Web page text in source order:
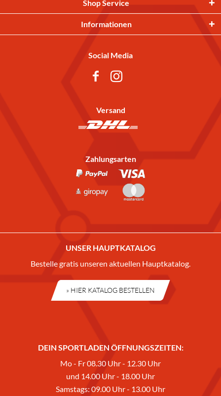
Shop Service
Informationen
Social Media
Versand
Zahlungsarten
UNSER HAUPTKATALOG
Bestelle gratis unseren aktuellen Hauptkatalog.
» HIER KATALOG BESTELLEN
DEIN SPORTLADEN ÖFFNUNGSZEITEN:
Mo - Fr 08.30 Uhr - 12.30 Uhr
und 14.00 Uhr - 18.00 Uhr
Samstags: 09.00 Uhr - 13.00 Uhr